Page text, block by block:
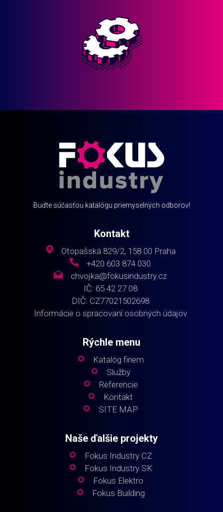
Buďte súčasťou katalógu priemyselných odborov!
Kontakt
Otopašská 829/2, 158 00 Praha
+420 603 874 030
chvojka@fokusindustry.cz
IČ: 65 42 27 08
DIČ: CZ77021502698
Informácie o spracovaní osobných údajov
Rýchle menu
Katalóg firiem
Služby
Referencie
Kontakt
SITE MAP
Naše ďalšie projekty
Fokus Industry CZ
Fokus Industry SK
Fokus Elektro
Fokus Building